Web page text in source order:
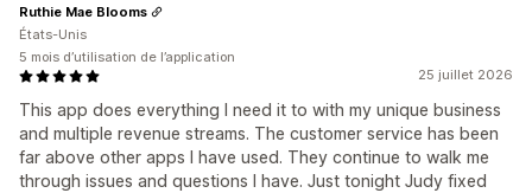
25 juillet 2026
This app does everything I need it to with my unique business
and multiple revenue streams. The customer service has been
far above other apps I have used. They continue to walk me
through issues and questions I have. Just tonight Judy fixed
Ruthie Mae Blooms
États-Unis
5 mois d’utilisation de l’application